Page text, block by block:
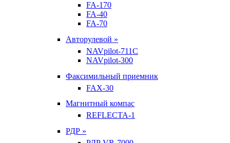
FA-170
FA-40
FA-70
Авторулевой »
NAVpilot-711С
NAVpilot-300
Факсимильный приемник
FAX-30
Магнитный компас
REFLECTA-1
РДР »